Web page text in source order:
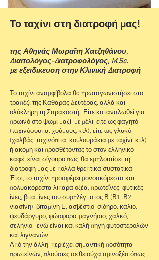
Το ταχίνι στη διατροφή μας!
της Αθηνάς Μωραΐτη Χατζηθάνου,
Διαιτολόγος-Διατροφολόγος, M.Sc.
με εξειδικευση στην Κλινική Διατροφή
Το ταχίνι αναμφίβολα θα πρωταγωνιστήσει στο
τραπέζι της Καθαράς Δευτέρας, αλλά και
ολόκληρη τη Σαρακοστή. Είτε καταναλωθεί για
πρωινό στο ψωμί μαζί με μέλι, είτε ως φαγητό
(ταχινόσουπα, χούμους, κτλ), είτε ως γλυκό
(χαλβάς, ταχινόπιτα, κουλουράκια με ταχίνι, κτλ)
ή ακόμη και προσθέτοντάς το στον ελληνικό
καφέ, είναι σίγουρο πως θα εμπλουτίσει τη
διατροφή μας με πολλά θρεπτικά συστατικά.
Έτσι, το ταχίνι προσφέρει μονοακόρεστα και
πολυακόρεστα λιπαρά οξέα, πρωτεΐνες, φυτικές
ίνες, βιταμίνες του συμπλέγματος Β (Β1, Β2,
νιασίνη), βιταμίνη Ε, ασβέστιο, σίδηρο, κάλιο,
ψευδάργυρο, φώσφορο, μαγνήσιο, χαλκό,
σελήνιο, ενώ είναι και καλή πηγή φυτοστερολών
και λιγνανών.
Από την άλλη, περιέχει σημαντική ποσότητα
πρωτεϊνών, πλούσιες σε θειούχα αμινοξέα όπως